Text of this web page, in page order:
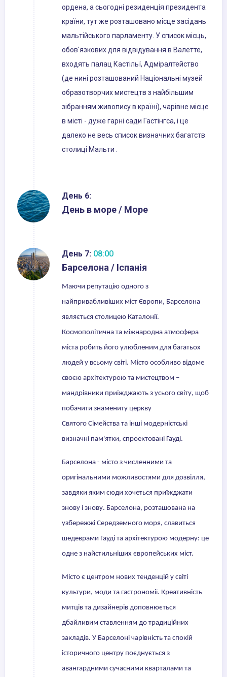
ордена, а сьогодні резиденція президента
країни, тут же розташовано місце засідань
мальтійського парламенту. У список місць,
обов'язкових для відвідування в Валетте,
входять палац Кастільї, Адміралтейство
(де нині розташований Національні музей
образотворчих мистецтв з найбільшим
зібранням живопису в країні), чарівне місце
в місті - дуже гарні сади Гастінгса, і це
далеко не весь список визначних багатств
столиці Мальти .
День 6:
День в море / Море
День 7: 08:00
Барселона / Іспанія
Маючи репутацію одного з
найпривабливіших міст Європи, Барселона
являється столицею Каталонії.
Космополітична та міжнародна атмосфера
міста робить його улюбленим для багатьох
людей у всьому світі. Місто особливо відоме
своєю архітектурою та мистецтвом –
мандрівники приїжджають з усього світу, щоб
побачити знамениту церкву
Святого Сімейства та інші модерністські
визначні пам'ятки, спроектовані Гауді.
Барселона - місто з численними та
оригінальними можливостями для дозвілля,
завдяки яким сюди хочеться приїжджати
знову і знову. Барселона, розташована на
узбережжі Середземного моря, славиться
шедеврами Гауді та архітектурою модерну: це
одне з найстильніших європейських міст.
Місто є центром нових тенденцій у світі
культури, моди та гастрономії. Креативність
митців та дизайнерів доповнюється
дбайливим ставленням до традиційних
закладів. У Барселоні чарівність та спокій
історичного центру поєднується з
авангардними сучасними кварталами та